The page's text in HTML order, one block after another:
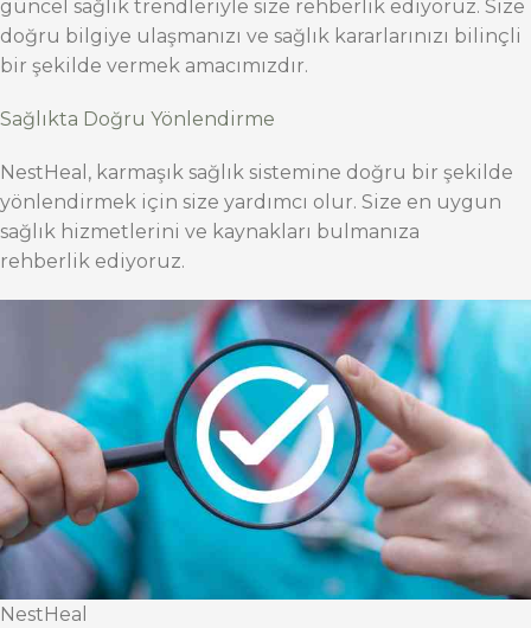
güncel sağlık trendleriyle size rehberlik ediyoruz. Size
doğru bilgiye ulaşmanızı ve sağlık kararlarınızı bilinçli
bir şekilde vermek amacımızdır.
Sağlıkta Doğru Yönlendirme
NestHeal, karmaşık sağlık sistemine doğru bir şekilde
yönlendirmek için size yardımcı olur. Size en uygun
sağlık hizmetlerini ve kaynakları bulmanıza
rehberlik ediyoruz.
NestHeal